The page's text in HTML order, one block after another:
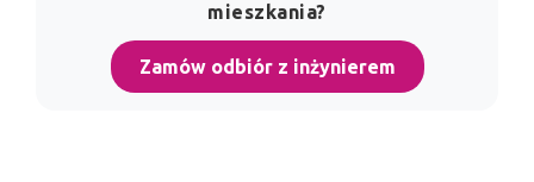
mieszkania?
Zamów odbiór z inżynierem